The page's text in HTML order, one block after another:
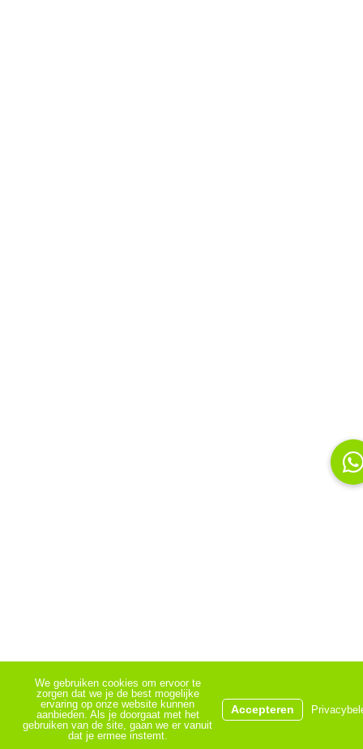
We gebruiken cookies om ervoor te
zorgen dat we je de best mogelijke
ervaring op onze website kunnen
aanbieden. Als je doorgaat met het
gebruiken van de site, gaan we er vanuit
dat je ermee instemt.
Accepteren